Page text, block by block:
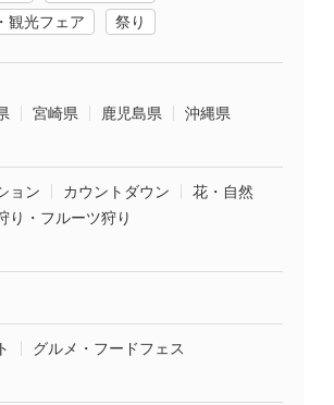
観光フェア
祭り
宮崎県 鹿児島県
沖縄県
ョン カウントダウン
花・自然
り・フルーツ狩り
グルメ・フードフェス